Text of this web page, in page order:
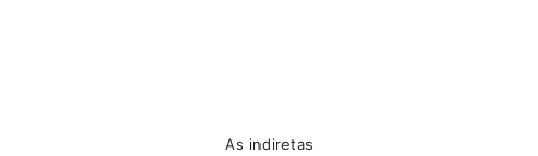
As indiretas